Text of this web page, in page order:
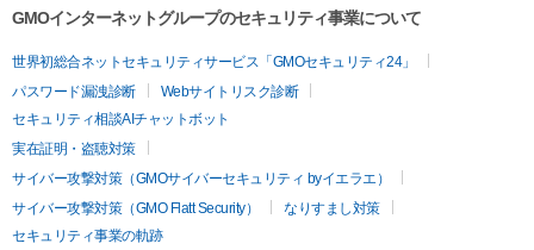
GMOインターネットグループのセキュリティ事業について
世界初総合ネットセキュリティサービス「GMOセキュリティ24」
パスワード漏洩診断
Webサイトリスク診断
セキュリティ相談AIチャットボット
実在証明・盗聴対策
サイバー攻撃対策（GMOサイバーセキュリティ byイエラエ）
サイバー攻撃対策（GMO Flatt Security）
なりすまし対策
セキュリティ事業の軌跡